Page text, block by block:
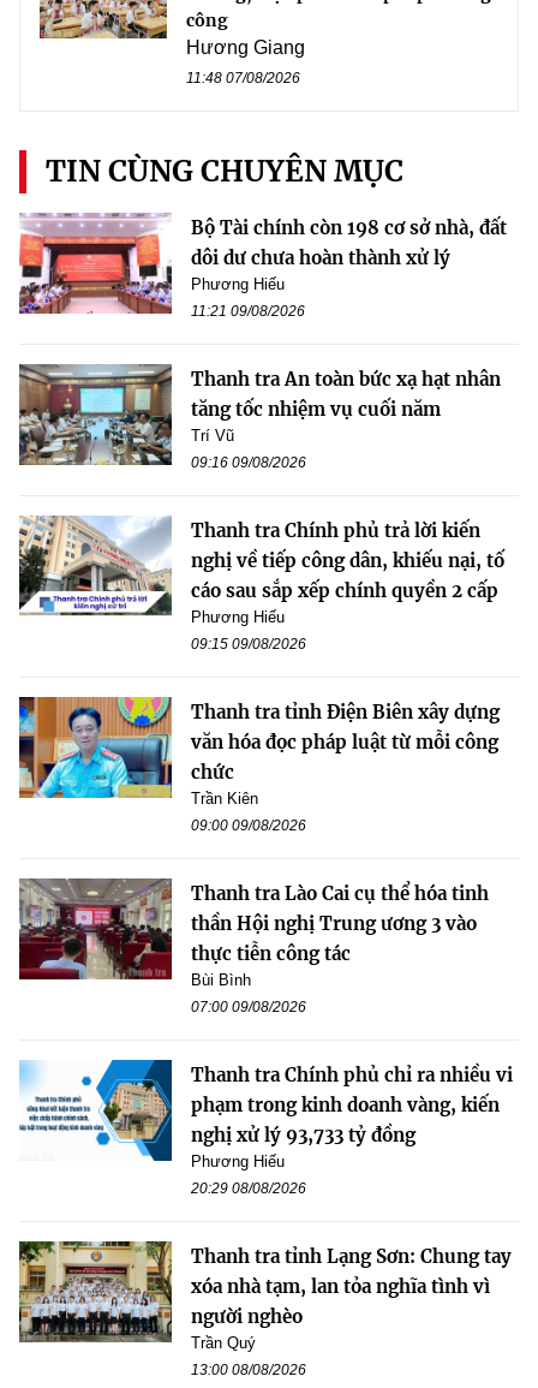
công
Hương Giang
11:48 07/08/2026
TIN CÙNG CHUYÊN MỤC
Bộ Tài chính còn 198 cơ sở nhà, đất
dôi dư chưa hoàn thành xử lý
Phương Hiếu
11:21 09/08/2026
Thanh tra An toàn bức xạ hạt nhân
tăng tốc nhiệm vụ cuối năm
Trí Vũ
09:16 09/08/2026
Thanh tra Chính phủ trả lời kiến
nghị về tiếp công dân, khiếu nại, tố
cáo sau sắp xếp chính quyền 2 cấp
Phương Hiếu
09:15 09/08/2026
Thanh tra tỉnh Điện Biên xây dựng
văn hóa đọc pháp luật từ mỗi công
chức
Trần Kiên
09:00 09/08/2026
Thanh tra Lào Cai cụ thể hóa tinh
thần Hội nghị Trung ương 3 vào
thực tiễn công tác
Bùi Bình
07:00 09/08/2026
Thanh tra Chính phủ chỉ ra nhiều vi
phạm trong kinh doanh vàng, kiến
nghị xử lý 93,733 tỷ đồng
Phương Hiếu
20:29 08/08/2026
Thanh tra tỉnh Lạng Sơn: Chung tay
xóa nhà tạm, lan tỏa nghĩa tình vì
người nghèo
Trần Quý
13:00 08/08/2026